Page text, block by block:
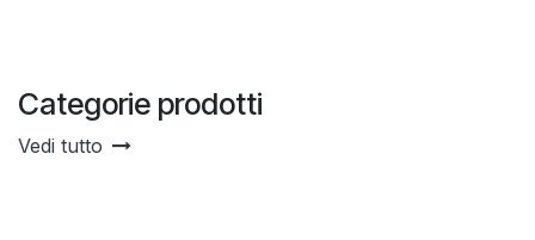
Categorie prodotti
Vedi tutto